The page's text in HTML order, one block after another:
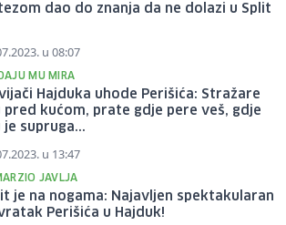
dao do znanja da ne dolazi u Split
u 08:07
MU MIRA
Hajduka uhode Perišića: Stražare
pred kućom, prate gdje pere veš, gdje
je supruga...
u 13:47
JAVLJA
je na nogama: Najavljen spektakularan
Perišića u Hajduk!